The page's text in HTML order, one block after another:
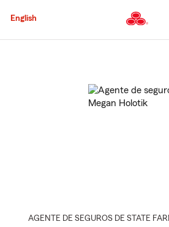
al
English
AGENTE DE SEGUROS DE STATE